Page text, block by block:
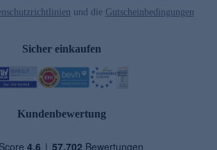
und die Gutscheinbedingungen
Sicher einkaufen
Kundenbewertung